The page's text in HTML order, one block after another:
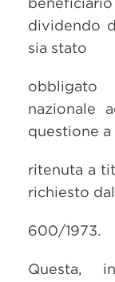
dividendo
sia stato
nazionale
questione a
ritenuta a
richiesto
600/1973.
Questa,